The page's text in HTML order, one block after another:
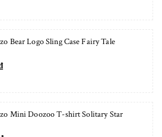
Bear Logo Sling Case Fairy Tale
Mini Doozoo T-shirt Solitary Star